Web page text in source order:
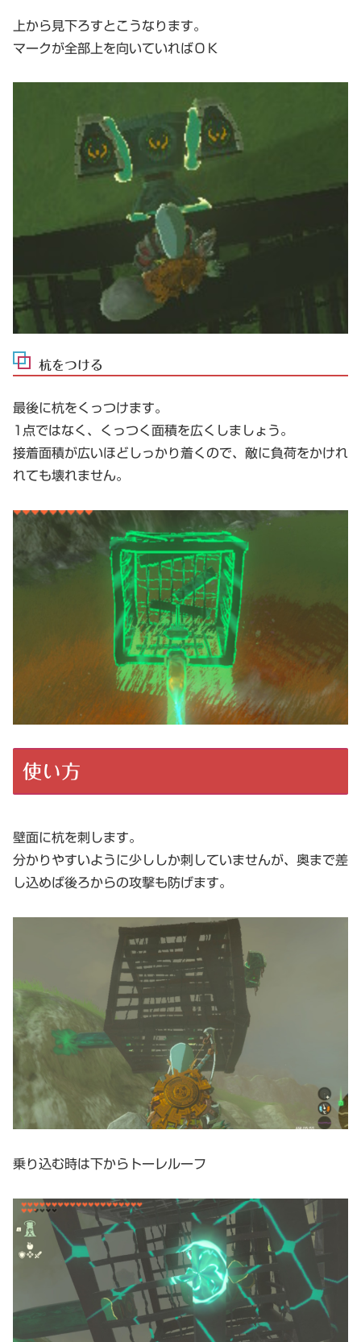
上から見下ろすとこうなります。
マークが全部上を向いていればＯＫ
杭をつける
最後に杭をくっつけます。
1点ではなく、くっつく面積を広くしましょう。
接着面積が広いほどしっかり着くので、敵に負荷をかけれ
れても壊れません。
使い方
壁面に杭を刺します。
分かりやすいように少ししか刺していませんが、奥まで差
し込めば後ろからの攻撃も防げます。
乗り込む時は下からトーレルーフ